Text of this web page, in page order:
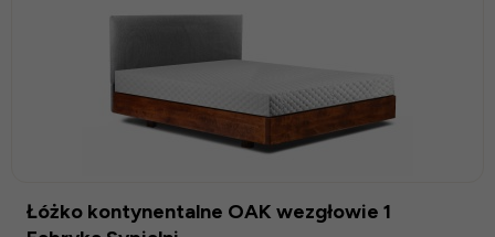
Łóżko kontynentalne OAK wezgłowie 1